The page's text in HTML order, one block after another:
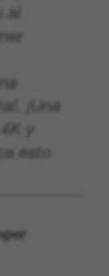
al
¡Una
y
esto